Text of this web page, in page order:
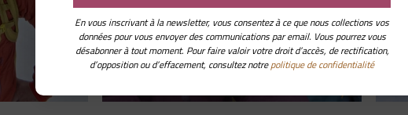
En vous inscrivant à la newsletter, vous consentez à ce que nous collections vos
données pour vous envoyer des communications par email. Vous pourrez vous
désabonner à tout moment. Pour faire valoir votre droit d’accès, de rectification,
d’opposition ou d’effacement, consultez notrepolitique de confidentialité